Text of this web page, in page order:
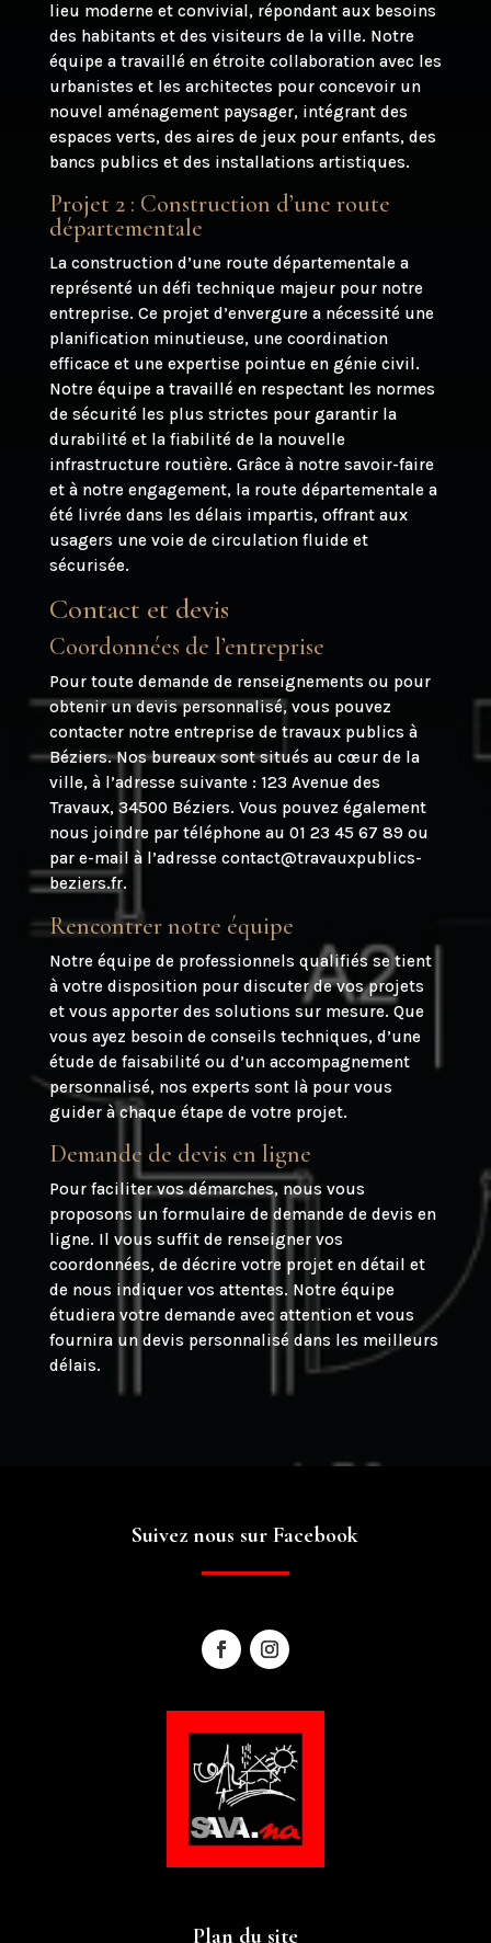
lieu moderne et convivial, répondant aux besoins
des habitants et des visiteurs de la ville. Notre
équipe a travaillé en étroite collaboration avec les
urbanistes et les architectes pour concevoir un
nouvel aménagement paysager, intégrant des
espaces verts, des aires de jeux pour enfants, des
bancs publics et des installations artistiques.
Projet 2 : Construction d’une route
départementale
La construction d’une route départementale a
représenté un défi technique majeur pour notre
entreprise. Ce projet d’envergure a nécessité une
planification minutieuse, une coordination
efficace et une expertise pointue en génie civil.
Notre équipe a travaillé en respectant les normes
de sécurité les plus strictes pour garantir la
durabilité et la fiabilité de la nouvelle
infrastructure routière. Grâce à notre savoir-faire
et à notre engagement, la route départementale a
été livrée dans les délais impartis, offrant aux
usagers une voie de circulation fluide et
sécurisée.
Contact et devis
Coordonnées de l’entreprise
Pour toute demande de renseignements ou pour
obtenir un devis personnalisé, vous pouvez
contacter notre entreprise de travaux publics à
Béziers. Nos bureaux sont situés au cœur de la
ville, à l’adresse suivante : 123 Avenue des
Travaux, 34500 Béziers. Vous pouvez également
nous joindre par téléphone au 01 23 45 67 89 ou
par e-mail à l’adresse contact@travauxpublics-
beziers.fr.
Rencontrer notre équipe
Notre équipe de professionnels qualifiés se tient
à votre disposition pour discuter de vos projets
et vous apporter des solutions sur mesure. Que
vous ayez besoin de conseils techniques, d’une
étude de faisabilité ou d’un accompagnement
personnalisé, nos experts sont là pour vous
guider à chaque étape de votre projet.
Demande de devis en ligne
Pour faciliter vos démarches, nous vous
proposons un formulaire de demande de devis en
ligne. Il vous suffit de renseigner vos
coordonnées, de décrire votre projet en détail et
de nous indiquer vos attentes. Notre équipe
étudiera votre demande avec attention et vous
fournira un devis personnalisé dans les meilleurs
délais.
Suivez nous sur Facebook
Plan du site